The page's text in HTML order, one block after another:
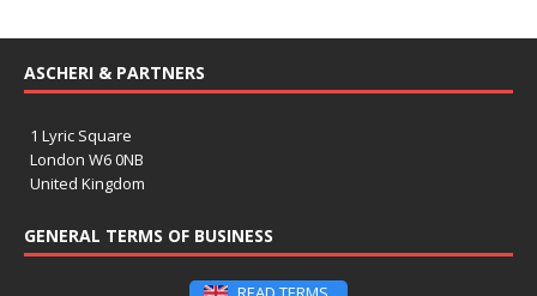
ASCHERI & PARTNERS
1 Lyric Square
London W6 0NB
United Kingdom
GENERAL TERMS OF BUSINESS